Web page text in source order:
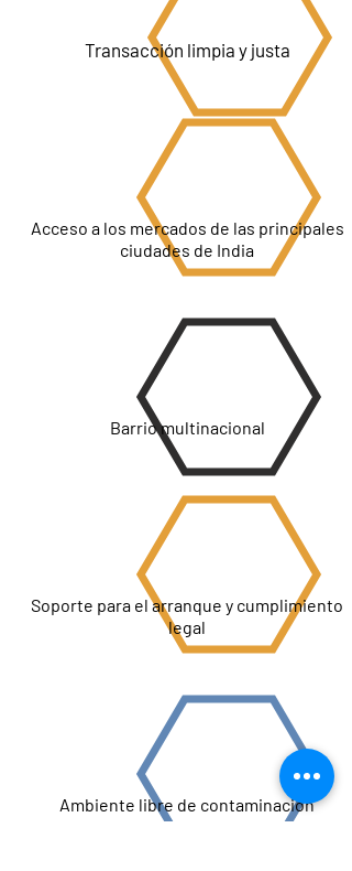
Transacción limpia y justa
Barrio multinacional
Soporte para el arranque y cumplimiento
legal
Ambiente libre de contaminación
Acceso a los mercados de las principales
ciudades de India